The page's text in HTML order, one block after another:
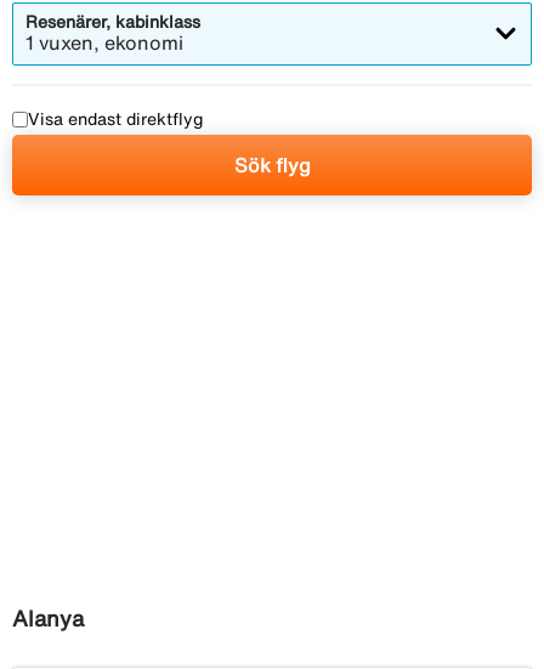
Resenärer, kabinklass
1 vuxen, ekonomi
Visa endast direktflyg
Sök flyg
Alanya